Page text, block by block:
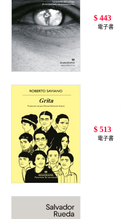
$ 443
電子書
$ 513
電子書